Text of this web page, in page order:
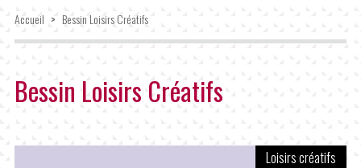
Accueil > Bessin Loisirs Créatifs
Bessin Loisirs Créatifs
Loisirs créatifs